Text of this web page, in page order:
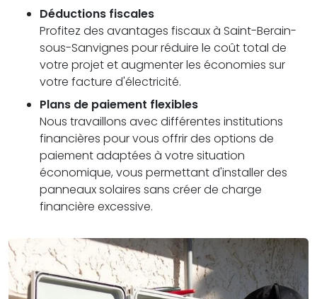
Déductions fiscales
Profitez des avantages fiscaux à Saint-Berain-
sous-Sanvignes pour réduire le coût total de
votre projet et augmenter les économies sur
votre facture d'électricité.
Plans de paiement flexibles
Nous travaillons avec différentes institutions
financières pour vous offrir des options de
paiement adaptées à votre situation
économique, vous permettant d'installer des
panneaux solaires sans créer de charge
financière excessive.